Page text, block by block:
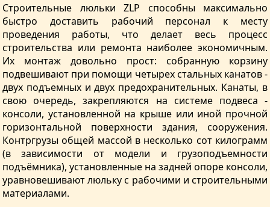
Строительные люльки ZLP способны максимально
быстро доставить рабочий персонал к месту
проведения работы, что делает весь процесс
строительства или ремонта наиболее экономичным.
Их монтаж довольно прост: собранную корзину
подвешивают при помощи четырех стальных канатов -
двух подъемных и двух предохранительных. Канаты, в
свою очередь, закрепляются на системе подвеса -
консоли, установленной на крыше или иной прочной
горизонтальной поверхности здания, сооружения.
Контргрузы общей массой в несколько сот килограмм
(в зависимости от модели и грузоподъемности
подъёмника), установленные на задней опоре консоли,
уравновешивают люльку с рабочими и строительными
материалами.